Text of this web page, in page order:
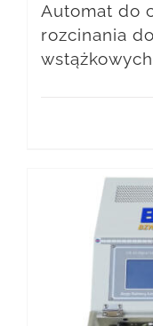
Automat do
rozcinania